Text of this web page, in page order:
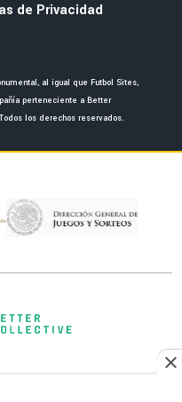
de Privacidad
al igual que Futbol Sites,
perteneciente a Better
los derechos reservados.